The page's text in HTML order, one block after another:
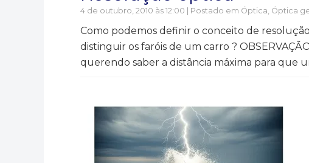
4 de outubro, 2010 às 12:00 | Postado em Óptica, Óptica
Como podemos definir o conceito de
distinguir os faróis de um carro ?
querendo saber a distância máxima para que